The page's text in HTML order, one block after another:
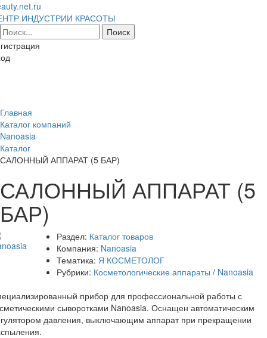
ИНДУСТРИИ КРАСОТЫ
Главная
Каталог компаний
Nanoasia
Каталог
САЛОННЫЙ АППАРАТ (5 БАР)
САЛОННЫЙ АППАРАТ (5
БАР)
Раздел: Каталог товаров
Компания: Nanoasia
Тематика: Я КОСМЕТОЛОГ
Рубрики: Косметологические аппараты / Nanoasia
прибор для профессиональной работы с
сыворотками Nanoasia. Оснащен автоматическим
давления, выключающим аппарат при прекращении